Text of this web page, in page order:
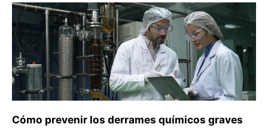
Cómo prevenir los derrames químicos graves